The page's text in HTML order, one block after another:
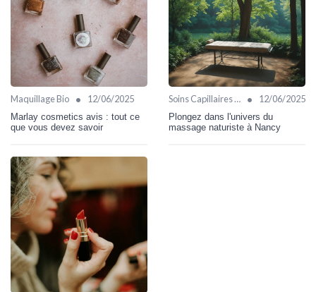
Maquillage Bio • 12/06/2025
Marlay cosmetics avis : tout ce
que vous devez savoir
Soins Capillaires Bio • 12/06/2025
Plongez dans l'univers du
massage naturiste à Nancy